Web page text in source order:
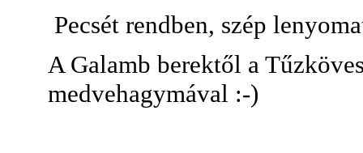
Pecsét rendben, szép
A Galamb berektől a
medvehagymával :-)